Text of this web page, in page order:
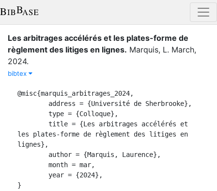
Les arbitrages accélérés et les plates-forme de
règlement des litiges en lignes. Marquis, L. March,
2024.
bibtex
@misc{marquis_arbitrages_2024,
les plates-forme de règlement des litiges en
lignes},
}